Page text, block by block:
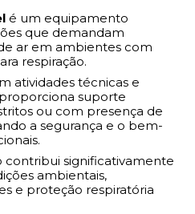
é um equipamento
que demandam
ar em ambientes com
respiração.
atividades técnicas e
suporte
ou com presença de
a segurança e o bem-
contribui significativamente
ambientais,
e proteção respiratória